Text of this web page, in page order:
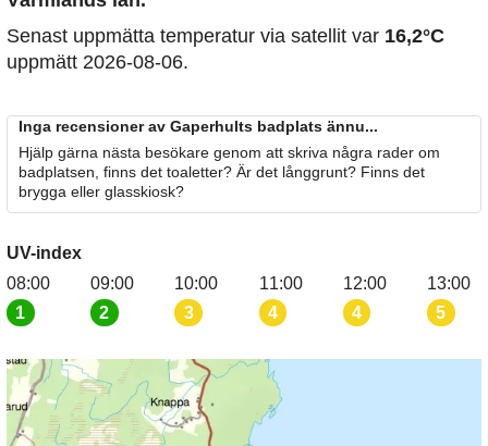
Senast uppmätta temperatur via satellit var 16,2°C
uppmätt 2026-08-06.
Inga recensioner av Gaperhults badplats ännu...
Hjälp gärna nästa besökare genom att skriva några rader om
badplatsen, finns det toaletter? Är det långgrunt? Finns det
brygga eller glasskiosk?
UV-index
08:00
1
09:00
2
10:00
3
11:00
4
12:00
4
13:00
5